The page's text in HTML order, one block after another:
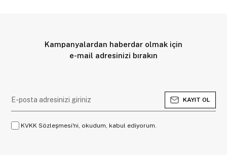
Kampanyalardan haberdar olmak için
e-mail adresinizi bırakın
KAYIT OL
KVKK Sözleşmesi'ni, okudum, kabul ediyorum.